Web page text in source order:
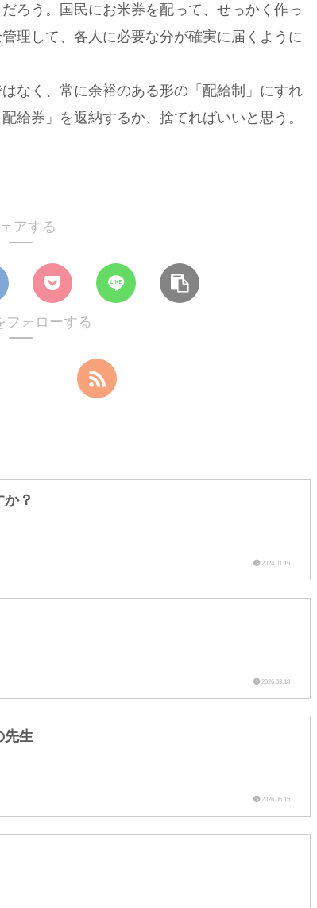
ろう。国民にお米券を配って、せっかく作っ
理して、各人に必要な分が確実に届くように
なく、常に余裕のある形の「配給制」にすれ
給券」を返納するか、捨てればいいと思う。
アする
フォローする
？
2024.01.19
2026.03.18
生
2026.06.15